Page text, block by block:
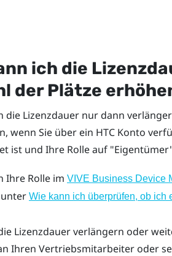
ich die
der Plätze
die Lizenzdauer nur dann
wenn Sie über ein HTC Konto
ist und Ihre Rolle auf
Ihre Rolle im VIVE Business Device
Wie kann ich überprüfen, ob ich
Lizenzdauer verlängern oder
Ihren Vertriebsmitarbeiter oder